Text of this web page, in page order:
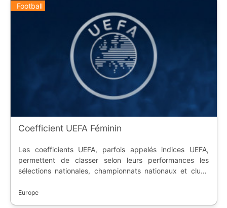
Football
Coefficient UEFA Féminin
Les coefficients UEFA, parfois appelés indices UEFA,
permettent de classer selon leurs performances les
sélections nationales, championnats nationaux et clubs
européennes de football. L'UEFA calcule trois coefficients
Europe